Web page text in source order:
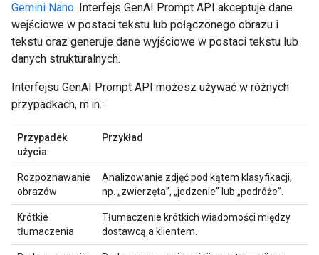
Gemini Nano. Interfejs GenAI Prompt API akceptuje dane
wejściowe w postaci tekstu lub połączonego obrazu i
tekstu oraz generuje dane wyjściowe w postaci tekstu lub
danych strukturalnych.
Interfejsu GenAI Prompt API możesz używać w różnych
przypadkach, m.in.:
Przypadek
użycia
Przykład
Rozpoznawanie
obrazów
Analizowanie zdjęć pod kątem klasyfikacji,
np. „zwierzęta”, „jedzenie” lub „podróże”.
Krótkie
tłumaczenia
Tłumaczenie krótkich wiadomości między
dostawcą a klientem.